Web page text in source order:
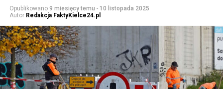
Opublikowano 9 miesięcy temu - 10 listopada 2025
Autor Redakcja FaktyKielce24.pl